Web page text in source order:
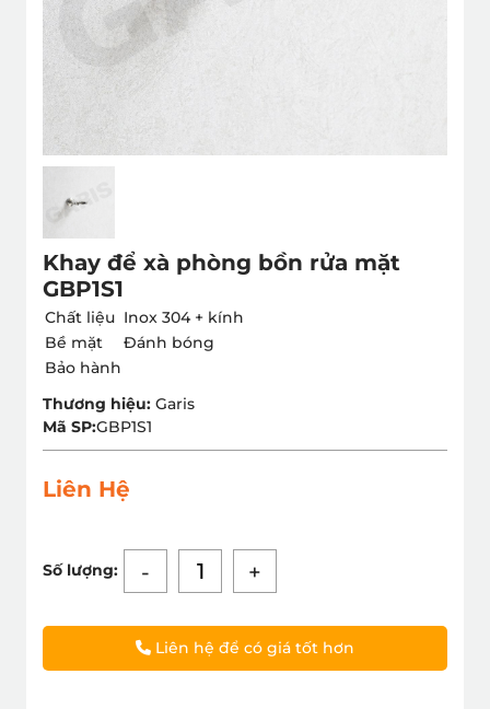
Khay để xà phòng bồn rửa mặt
GBP1S1
Chất liệu Inox 304 + kính
Bề mặt
Đánh bóng
Bảo hành
Thương hiệu: Garis
Mã SP:GBP1S1
Liên Hệ
Số lượng: - +
Liên hệ để có giá tốt hơn